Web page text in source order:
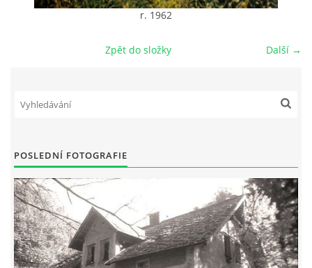
--------------------------------------------------------------
Tento projekt je realizován za finanční podpory
r. 1962
Další →
Zpět do složky
POSLEDNÍ FOTOGRAFIE